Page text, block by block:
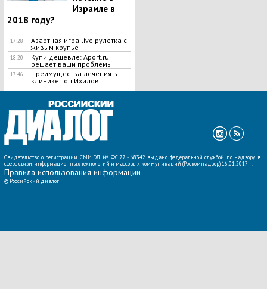
Израиле в
2018 году?
17:28
Азартная игра live рулетка с
живым крупье
18:20
Купи дешевле: Aport.ru
решает ваши проблемы
17:46
Преимущества лечения в
клинике Топ Ихилов
Свидетельство о регистрации СМИ ЭЛ № ФС 77 - 68342 выдано федеральной службой по надзору в
сфере связи, информационных технологий и массовых коммуникаций (Роскомнадзор) 16.01.2017 г.
Правила использования информации
© Российский диалог